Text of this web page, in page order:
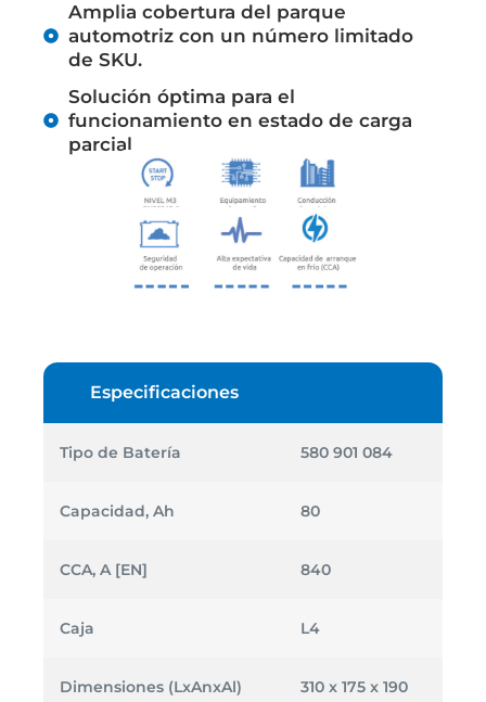
Amplia cobertura del parque
automotriz con un número limitado
de SKU.
Solución óptima para el
funcionamiento en estado de carga
parcial
Especificaciones
Tipo de Batería 580 901 084
Capacidad, Ah 80
CCA, A [EN] 840
Caja L4
Dimensiones (LxAnxAl) 310 x 175 x 190